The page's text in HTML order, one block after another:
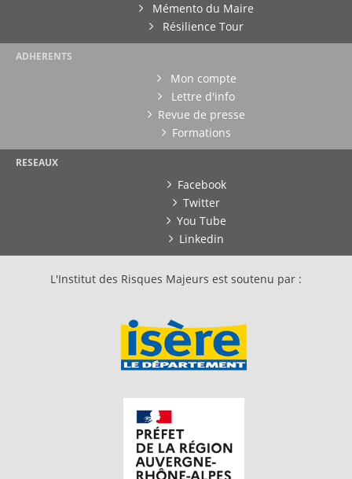
Mémento du Maire
Résilience Tour
ADHERENTS
Mon compte
Lettre d'info
Revue de presse
Formations
RESEAUX
Facebook
Twitter
You Tube
Linkedin
L'Institut des Risques Majeurs est soutenu par :